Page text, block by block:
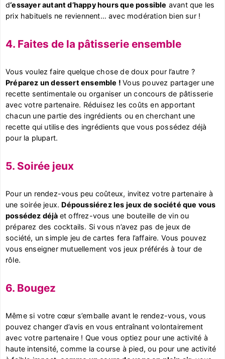
d‘essayer autant d’happy hours que possible avant que les
prix habituels ne reviennent… avec modération bien sur !
4. Faites de la pâtisserie ensemble
Vous voulez faire quelque chose de doux pour l’autre ?
Préparez un dessert ensemble !Vous pouvez partager une
recette sentimentale ou organiser un concours de pâtisserie
avec votre partenaire. Réduisez les coûts en apportant
chacun une partie des ingrédients ou en cherchant une
recette qui utilise des ingrédients que vous possédez déjà
pour la plupart.
5. Soirée jeux
Pour un rendez-vous peu coûteux, invitez votre partenaire à
une soirée jeux. Dépoussiérez les jeux de société que vous
possédez déjà et offrez-vous une bouteille de vin ou
préparez des cocktails. Si vous n’avez pas de jeux de
société, un simple jeu de cartes fera l’affaire. Vous pouvez
vous enseigner mutuellement vos jeux préférés à tour de
rôle.
6. Bougez
Même si votre cœur s’emballe avant le rendez-vous, vous
pouvez changer d’avis en vous entraînant volontairement
avec votre partenaire ! Que vous optiez pour une activité à
haute intensité, comme la course à pied, ou pour une activité